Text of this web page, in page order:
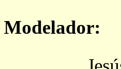
Modelador: